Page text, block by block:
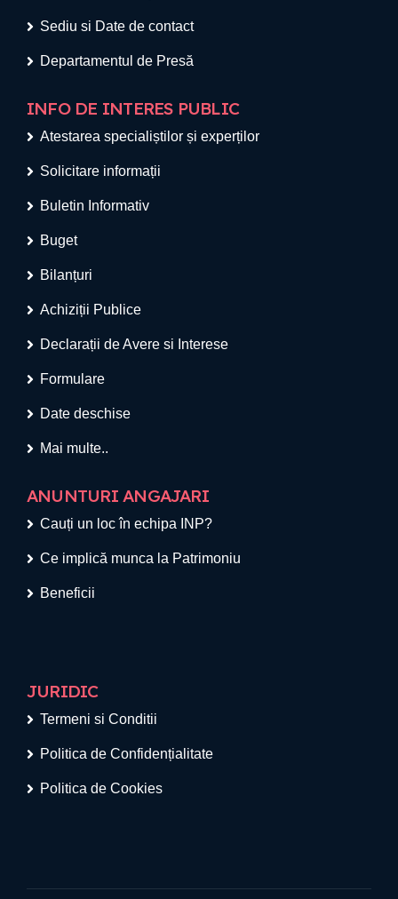
Sediu si Date de contact
Departamentul de Presă
INFO DE INTERES PUBLIC
Atestarea specialiștilor și experților
Solicitare informații
Buletin Informativ
Buget
Bilanțuri
Achiziții Publice
Declarații de Avere si Interese
Formulare
Date deschise
Mai multe..
ANUNTURI ANGAJARI
Cauți un loc în echipa INP?
Ce implică munca la Patrimoniu
Beneficii
JURIDIC
Termeni si Conditii
Politica de Confidențialitate
Politica de Cookies